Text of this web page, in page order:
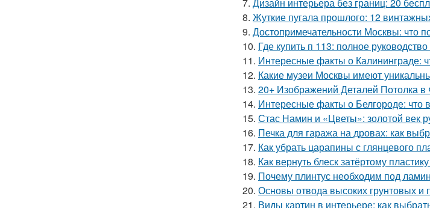
8. Жуткие пугала прошлого: 12
9. Достопримечательности Москвы: что
10. Где купить п 113: полное
11. Интересные факты о Калининграде:
12. Какие музеи Москвы имеют
13. 20+ Изображений Деталей Потолка
14. Интересные факты о Белгороде: что
15. Стас Намин и «Цветы»: золотой век
16. Печка для гаража на дровах: как
17. Как убрать царапины с глянцевого
18. Как вернуть блеск затёртому
19. Почему плинтус необходим под
20. Основы отвода высоких грунтовых и
21. Виды картин в интерьере: как